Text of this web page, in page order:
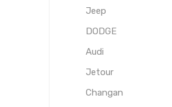
Jeep
DODGE
Audi
Jetour
Changan